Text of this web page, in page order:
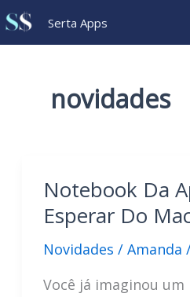
Ir
para
Serta Apps
novidades
Notebook Da
Esperar Do
Novidades / Amanda
Você já imaginou